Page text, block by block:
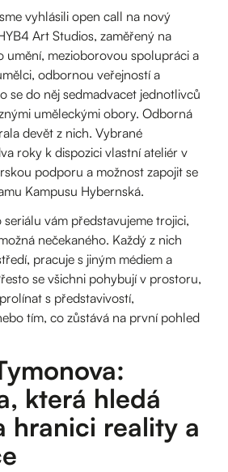
vyhlásili open call na nový
Art Studios, zaměřený na
umění, mezioborovou spolupráci a
odbornou veřejností a
se do něj sedmadvacet jednotlivců
uměleckými obory. Odborná
devět z nich. Vybrané
roky k dispozici vlastní ateliér v
podporu a možnost zapojit se
Kampusu Hybernská.
vám představujeme trojici,
nečekaného. Každý z nich
pracuje s jiným médiem a
se všichni pohybují v prostoru,
s představivostí,
tím, co zůstává na první pohled
která hledá
hranici reality a